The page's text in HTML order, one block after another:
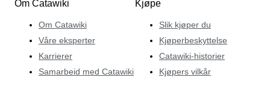
Om Catawiki
Om Catawiki
Våre eksperter
Karrierer
Samarbeid med Catawiki
Kjøpe
Slik kjøper du
Kjøperbeskyttelse
Catawiki-historier
Kjøpers vilkår